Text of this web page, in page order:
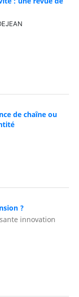
de chaîne ou
?
innovation